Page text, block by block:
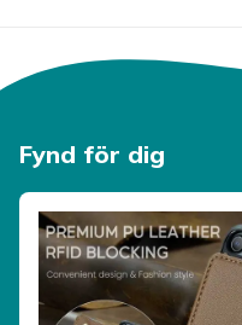
Fynd för dig